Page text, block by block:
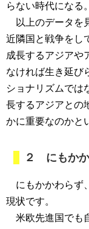
らない時代になる
以上のデータを
近隣国と戦争をし
成長するアジアや
なければ生き延び
ショナリズムでは
長するアジアとの
かに重要なのかと
２ にもか
にもかかわらず
現状です。
米欧先進国でも